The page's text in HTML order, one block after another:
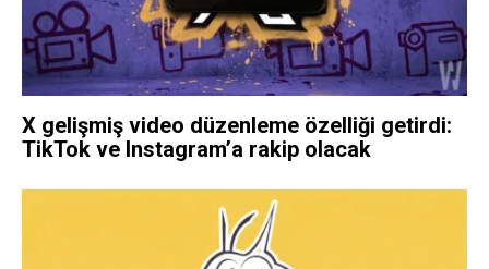
X gelişmiş video düzenleme özelliği getirdi:
TikTok ve Instagram’a rakip olacak